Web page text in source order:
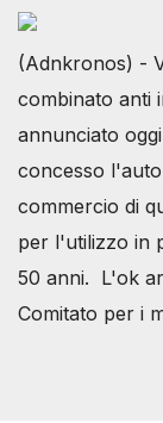
(Adnkronos) -
combinato anti
annunciato
concesso
commercio di
per l'utilizzo in
50 anni. L'ok
Comitato per i